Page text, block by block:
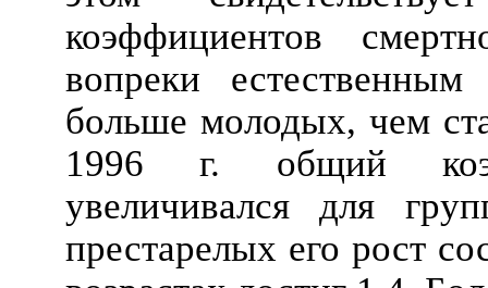
коэффициентов
вопреки
больше молодых, чем
1996 г. общий
увеличивался для
престарелых его рост